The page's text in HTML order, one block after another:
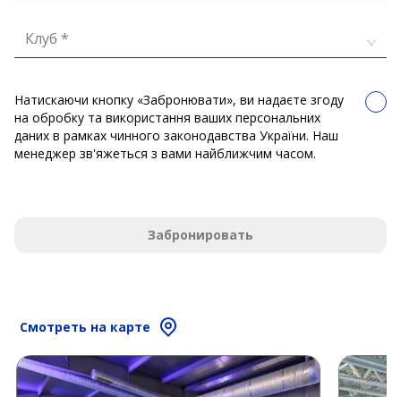
Клуб *
Натискаючи кнопку «Забронювати», ви надаєте згоду
на обробку та використання ваших персональних
даних в рамках чинного законодавства України. Наш
менеджер зв'яжеться з вами найближчим часом.
Забронировать
Смотреть на карте